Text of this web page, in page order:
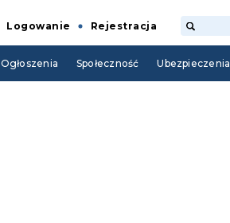
Logowanie Rejestracja
Ogłoszenia Społeczność Ubezpieczenia